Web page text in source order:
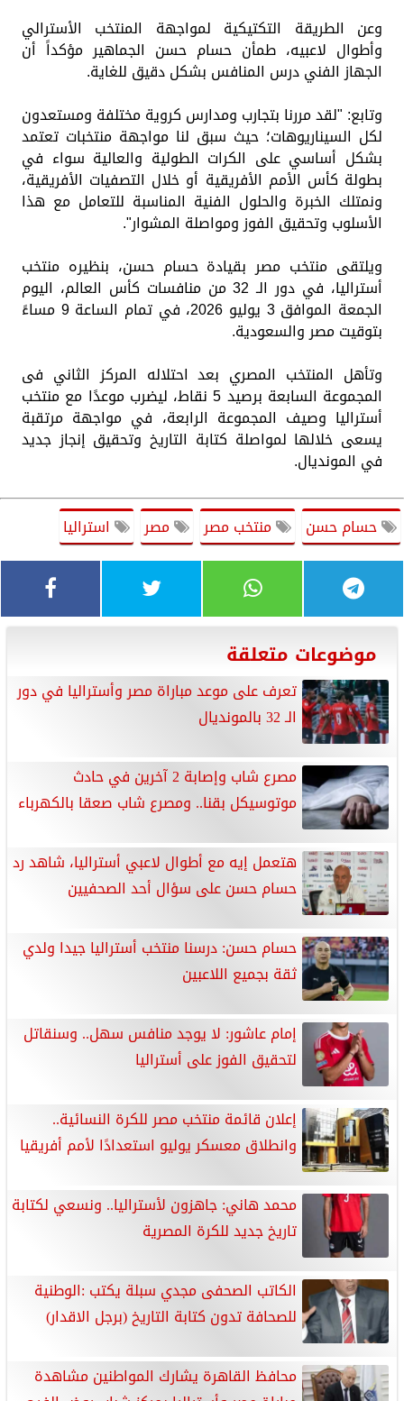
وعن الطريقة التكتيكية لمواجهة المنتخب الأسترالي
وأطوال لاعبيه، طمأن حسام حسن الجماهير مؤكداً أن
الجهاز الفني درس المنافس بشكل دقيق للغاية.
وتابع: "لقد مررنا بتجارب ومدارس كروية مختلفة ومستعدون
لكل السيناريوهات؛ حيث سبق لنا مواجهة منتخبات تعتمد
بشكل أساسي على الكرات الطولية والعالية سواء في
بطولة كأس الأمم الأفريقية أو خلال التصفيات الأفريقية،
ونمتلك الخبرة والحلول الفنية المناسبة للتعامل مع هذا
الأسلوب وتحقيق الفوز ومواصلة المشوار".
ويلتقى منتخب مصر بقيادة حسام حسن، بنظيره منتخب
أستراليا، في دور الـ 32 من منافسات كأس العالم، اليوم
الجمعة الموافق 3 يوليو 2026، في تمام الساعة 9 مساءً
بتوقيت مصر والسعودية.
وتأهل المنتخب المصري بعد احتلاله المركز الثاني فى
المجموعة السابعة برصيد 5 نقاط، ليضرب موعدًا مع منتخب
أستراليا وصيف المجموعة الرابعة، في مواجهة مرتقبة
يسعى خلالها لمواصلة كتابة التاريخ وتحقيق إنجاز جديد
في المونديال.
حسام حسن منتخب مصر مصر استراليا
موضوعات متعلقة
تعرف على موعد مباراة مصر وأستراليا في دور
الـ 32 بالمونديال
مصرع شاب وإصابة 2 آخرين في حادث
موتوسيكل بقنا.. ومصرع شاب صعقا بالكهرباء
هتعمل إيه مع أطوال لاعبي أستراليا، شاهد رد
حسام حسن على سؤال أحد الصحفيين
حسام حسن: درسنا منتخب أستراليا جيدا ولدي
ثقة بجميع اللاعبين
إمام عاشور: لا يوجد منافس سهل.. وسنقاتل
لتحقيق الفوز على أستراليا
إعلان قائمة منتخب مصر للكرة النسائية..
وانطلاق معسكر يوليو استعدادًا لأمم أفريقيا
محمد هاني: جاهزون لأستراليا.. ونسعي لكتابة
تاريخ جديد للكرة المصرية
الكاتب الصحفى مجدي سبلة يكتب :الوطنية
للصحافة تدون كتابة التاريخ (برجل الاقدار)
محافظ القاهرة يشارك المواطنين مشاهدة